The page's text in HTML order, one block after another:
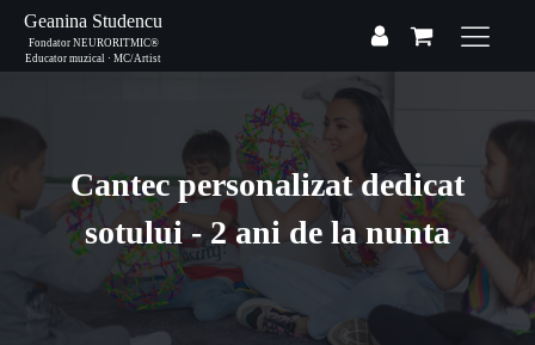
Geanina Studencu
Fondator NEURORITMIC®
Educator muzical · MC/Artist
Cantec personalizat dedicat
sotului - 2 ani de la nunta